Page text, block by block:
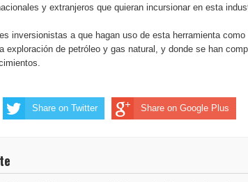
del maestro José Antonio Molina
y extranjeros que quieran incursionar en esta
inversionistas a que hagan uso de esta herramienta
exploración de petróleo y gas natural, y donde se han
Share on Twitter Share on Google Plus